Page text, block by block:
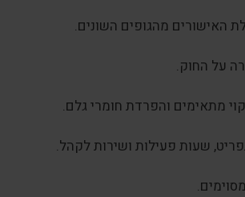
האישורים מהגופים השונים.
על החוק.
מתאימים והפרדת חומרי גלם.
שעות פעילות ושירות לקהל.